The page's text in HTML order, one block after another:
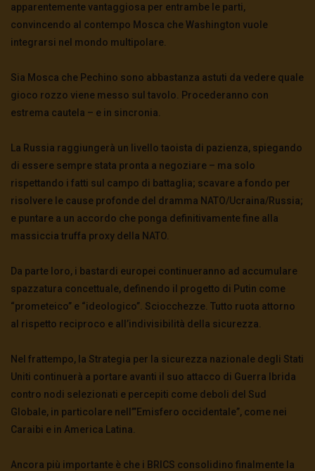
apparentemente vantaggiosa per entrambe le parti,
convincendo al contempo Mosca che Washington vuole
integrarsi nel mondo multipolare.
Sia Mosca che Pechino sono abbastanza astuti da vedere quale
gioco rozzo viene messo sul tavolo. Procederanno con
estrema cautela – e in sincronia.
La Russia raggiungerà un livello taoista di pazienza, spiegando
di essere sempre stata pronta a negoziare – ma solo
rispettando i fatti sul campo di battaglia; scavare a fondo per
risolvere le cause profonde del dramma NATO/Ucraina/Russia;
e puntare a un accordo che ponga definitivamente fine alla
massiccia truffa proxy della NATO.
Da parte loro, i bastardi europei continueranno ad accumulare
spazzatura concettuale, definendo il progetto di Putin come
“prometeico” e “ideologico”. Sciocchezze. Tutto ruota attorno
al rispetto reciproco e all’indivisibilità della sicurezza.
Nel frattempo, la Strategia per la sicurezza nazionale degli Stati
Uniti continuerà a portare avanti il suo attacco di Guerra Ibrida
contro nodi selezionati e percepiti come deboli del Sud
Globale, in particolare nell’”Emisfero occidentale”, come nei
Caraibi e in America Latina.
Ancora più importante è che i BRICS consolidino finalmente la